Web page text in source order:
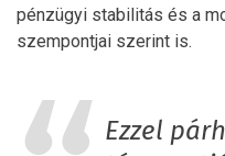
pénzügyi stabilitás és a
szempontjai szerint is.
Ezzel